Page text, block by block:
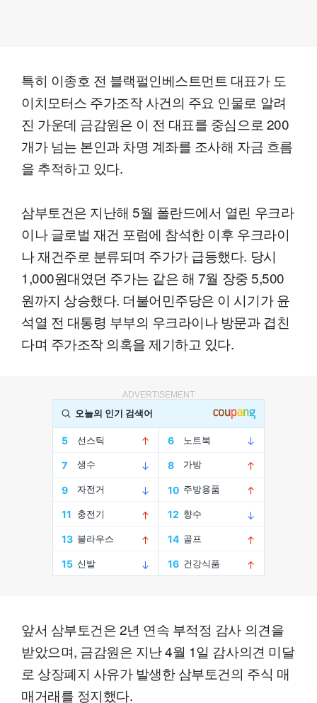
특히 이종호 전 블랙펄인베스트먼트 대표가 도
이치모터스 주가조작 사건의 주요 인물로 알려
진 가운데 금감원은 이 전 대표를 중심으로 200
개가 넘는 본인과 차명 계좌를 조사해 자금 흐름
을 추적하고 있다.
삼부토건은 지난해 5월 폴란드에서 열린 우크라
이나 글로벌 재건 포럼에 참석한 이후 우크라이
나 재건주로 분류되며 주가가 급등했다. 당시
1,000원대였던 주가는 같은 해 7월 장중 5,500
원까지 상승했다. 더불어민주당은 이 시기가 윤
석열 전 대통령 부부의 우크라이나 방문과 겹친
다며 주가조작 의혹을 제기하고 있다.
ADVERTISEMENT
앞서 삼부토건은 2년 연속 부적정 감사 의견을
받았으며, 금감원은 지난 4월 1일 감사의견 미달
로 상장폐지 사유가 발생한 삼부토건의 주식 매
매거래를 정지했다.